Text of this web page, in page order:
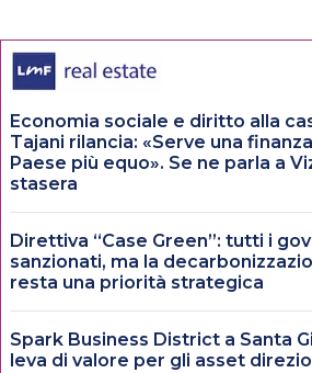
Economia sociale e diritto alla
Tajani rilancia: «Serve una
Paese più equo». Se ne parla a
stasera
Direttiva “Case Green”: tutti i
sanzionati, ma la
resta una priorità strategica
Spark Business District a Santa
leva di valore per gli asset